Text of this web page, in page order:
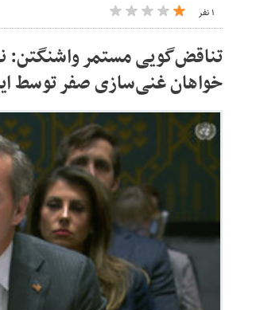
۱ نفر
تناقض‌گویی مستمر واشنگتن:
خواهان غنی‌سازی صفر توسط